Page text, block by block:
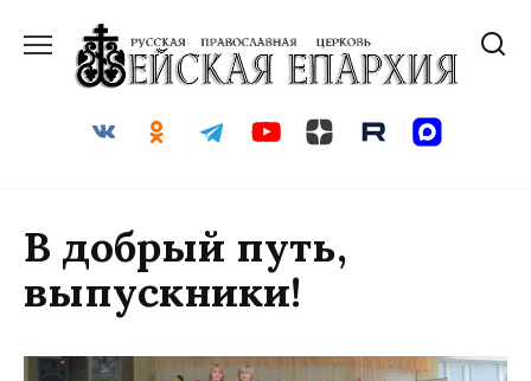
содержанию
В добрый путь,
выпускники!